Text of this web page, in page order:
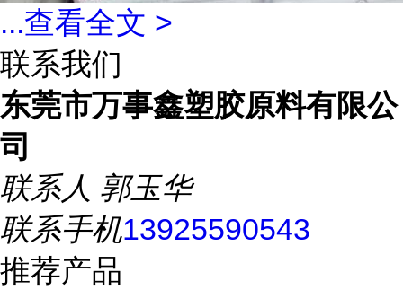
...查看全文 >
联系我们
东莞市万事鑫塑胶原料有限公
司
联系人 郭玉华
联系手机13925590543
推荐产品